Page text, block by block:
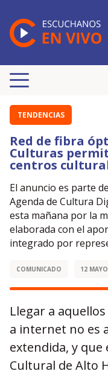
TENDENCIAS
Red de fibra
Culturas
centros
El anuncio es parte
Agenda de Cultura
esta mañana por la
elaborada con el
integrado por
COMUNICADO 12
Llegar a
a internet no es
extendida, y que
Cultural de Alto